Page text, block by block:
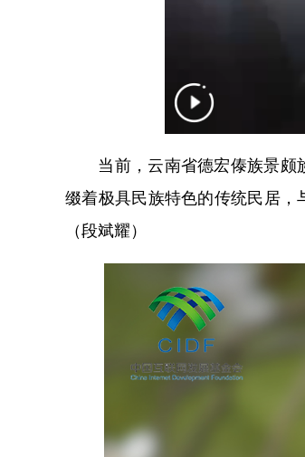
当前，云南省德宏傣族景颇
缀着极具民族特色的传统民居，
（段斌耀）